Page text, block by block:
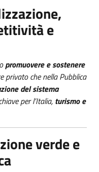
e
promuovere e sostenere
privato che nella Pubblica
del sistema
per l’Italia, turismo e
verde e